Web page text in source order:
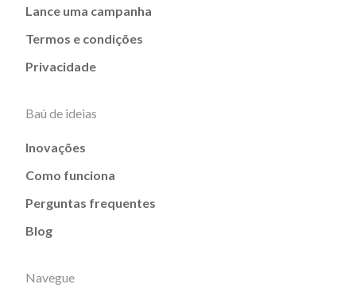
Lance uma campanha
Termos e condições
Privacidade
Baú de ideias
Inovações
Como funciona
Perguntas frequentes
Blog
Navegue